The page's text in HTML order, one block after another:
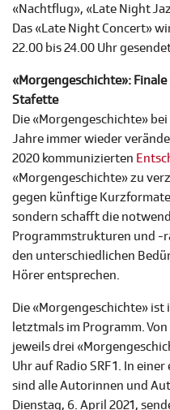
«Nachtflug», «Late Night
Das «Late Night Concert»
22.00 bis 24.00 Uhr
«Morgengeschichte»:
Stafette
Die «Morgengeschichte» bei
Jahre immer wieder
2020 kommunizierten
«Morgengeschichte» zu
gegen künftige Kurzformate
sondern schafft die
Programmstrukturen und -
den unterschiedlichen
Hörer entsprechen.
Die «Morgengeschichte» ist
letztmals im Programm.
jeweils drei
Uhr auf Radio SRF 1. In
sind alle Autorinnen und
Dienstag, 6. April 2021,